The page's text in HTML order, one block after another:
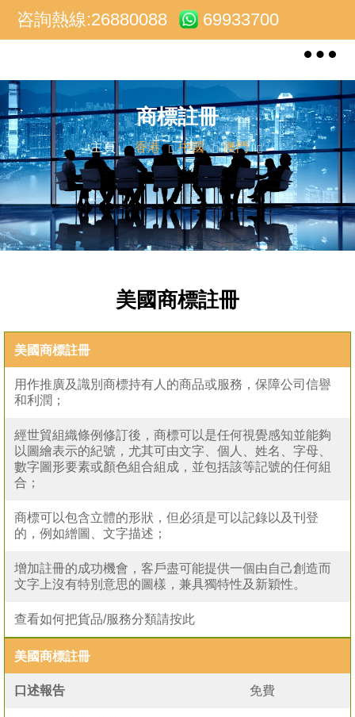
咨詢熱線:26880088 69933700
Toggle
商標註冊
主頁 香港 中國 澳門
美國商標註冊
美國商標註冊
用作推廣及識別商標持有人的商品或服務，保障公司信譽
和利潤；
經世貿組織條例修訂後，商標可以是任何視覺感知並能夠
以圖繪表示的紀號，尤其可由文字、個人、姓名、字母、
數字圖形要素或顏色組合組成，並包括該等記號的任何組
合；
商標可以包含立體的形狀，但必須是可以記錄以及刊登
的，例如繒圖、文字描述；
增加註冊的成功機會，客戶盡可能提供一個由自己創造而
文字上沒有特別意思的圖樣，兼具獨特性及新穎性。
查看如何把貨品/服務分類請按此
美國商標註冊
口述報告 免費